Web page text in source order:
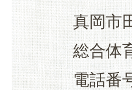
真岡市
総合体
電話番